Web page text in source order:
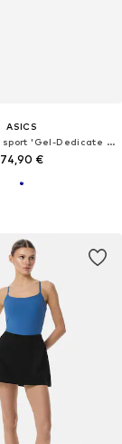
ASICS
Chaussure de sport 'Gel-Dedicate 9'
74,90 €